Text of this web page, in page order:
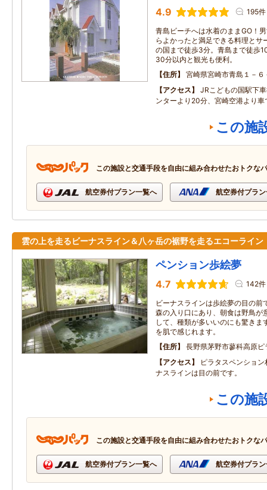
4.9 195件
青島ビーチへは水着のままGO！
らよかったと満足できる料理とサ
の国まで徒歩3分。青島まで徒歩
30分以内と観光も便利。
住所
宮崎県宮崎市青島１－６
アクセス
JRこどもの国駅下
ンターより20分、宮崎空港より車
この施
この施設と交通手段を自由に組み合わせたおトクな
航空券付プラン一覧へ 航空券付プラ
雲の上を走るビーナスライン＆八ヶ岳の裾野を走るエコーライ
ペンション歩絵夢
4.7 142件
ビーナスラインは歩絵夢の目の
森の入り口にあり、朝食は野鳥が
して、種類が多いいのにも驚きま
を肌で感じれます。
住所
長野県茅野市蓼科高原ピ
アクセス
ピラタスペンショ
ナスラインは目の前です。
この施
この施設と交通手段を自由に組み合わせたおトクな
航空券付プラン一覧へ 航空券付プラ